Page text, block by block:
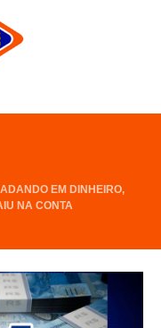
EM DINHEIRO,
NA CONTA